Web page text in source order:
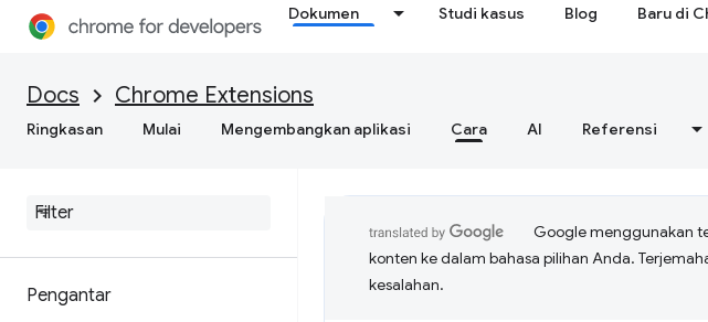
Dokumen Studi kasus Blog Baru di
Docs Chrome Extensions
Ringkasan Mulai Mengembangkan aplikasi Cara AI Referensi
Pengantar
Google menggunakan
konten ke dalam bahasa pilihan Anda.
kesalahan.